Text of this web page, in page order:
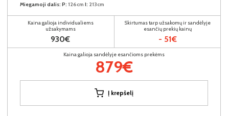
Miegamoji dalis: P: 126cm I: 213cm
Kaina galioja individualiems
užsakymams
930€
Skirtumas tarp užsakomų ir sandėlyje
esančių prekių kainų
- 51€
Kaina galioja sandėlyje esančioms prekėms
879€
Į krepšelį